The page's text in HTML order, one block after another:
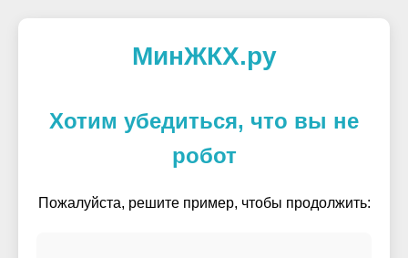
МинЖКХ.ру
Хотим убедиться, что вы не
робот
Пожалуйста, решите пример, чтобы продолжить: